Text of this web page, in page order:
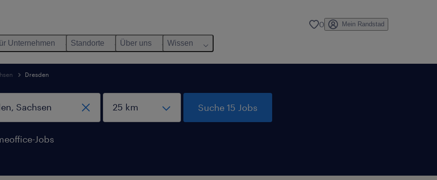
Unternehmen Standorte Über uns Wissen
0 Mein Randstad
Dresden
Jobs
Suche 15 Jobs